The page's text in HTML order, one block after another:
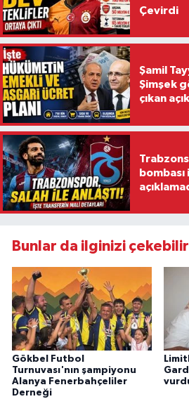
Çevirdi
Şamil
Şimşek
çıkan
Bunlar da ilginizi çekebilir
Gökbel Futbol
Turnuvası'nın şampiyonu
Alanya Fenerbahçeliler
Derneği